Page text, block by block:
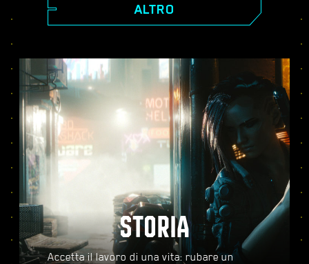
elevate e tanto altro ancora. Scegli tra tre
modalità grafiche: Prestazioni, Ray tracing
perfezionata, un'azione più fluida e tutto il
meglio che Cyberpunk 2077 può offrirti su
PS5® Pro.
ALTRO
STORIA
Accetta il lavoro di una vita: rubare un